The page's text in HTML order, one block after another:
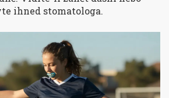
ihned stomatologa.